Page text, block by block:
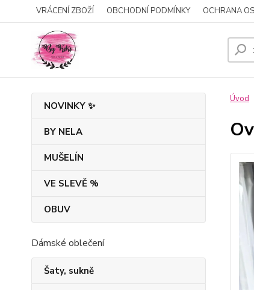
VRÁCENÍ ZBOŽÍ OBCHODNÍ PODMÍNKY OCHRANA
NOVINKY ✨
BY NELA
MUŠELÍN
VE SLEVĚ %
OBUV
Dámské oblečení
Šaty, sukně
Úvod